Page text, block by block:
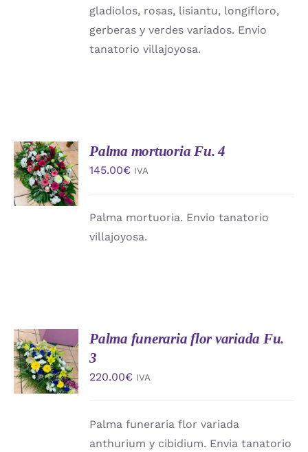
gladiolos, rosas, lisiantu, longifloro,
gerberas y verdes variados. Envio
tanatorio villajoyosa.
AÑADIR
AL
CARRITO
/
DETALLES
Palma mortuoria Fu. 4
145.00€ IVA
Palma mortuoria. Envio tanatorio
villajoyosa.
AÑADIR
AL
CARRITO
/
DETALLES
Palma funeraria flor variada Fu.
3
220.00€ IVA
Palma funeraria flor variada
anthurium y cibidium. Envia tanatorio